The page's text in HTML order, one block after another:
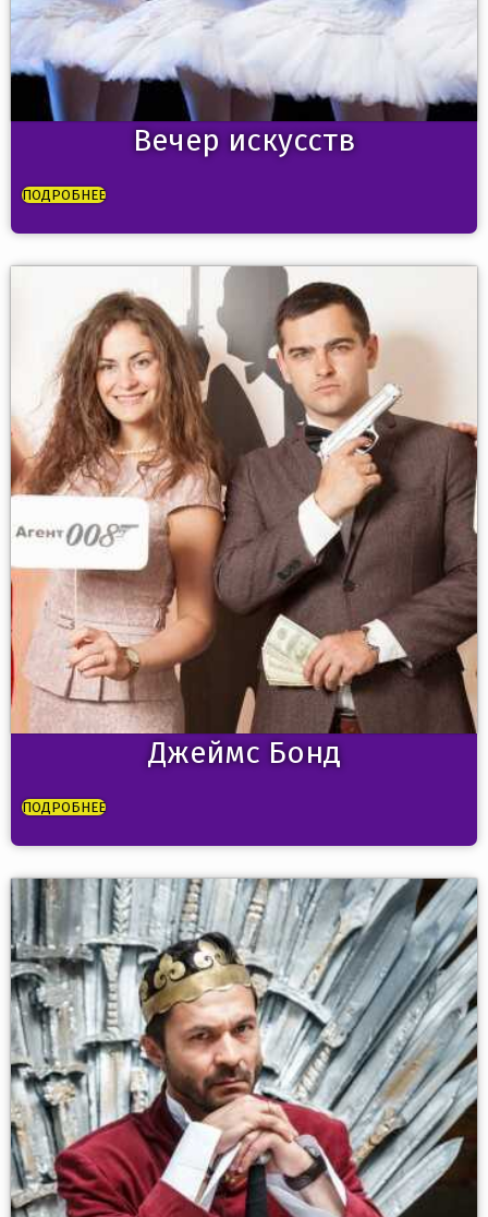
Вечер искусств
ПОДРОБНЕЕ
Джеймс Бонд
ПОДРОБНЕЕ